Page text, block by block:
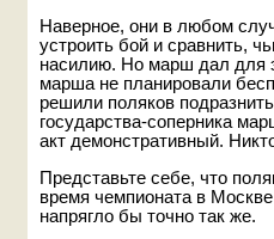
Наверное, они в любом
устроить бой и сравнить,
насилию. Но марш дал для
марша не планировали
решили поляков
государства-соперника
акт демонстративный.
Представьте себе, что
время чемпионата в
напрягло бы точно так же.